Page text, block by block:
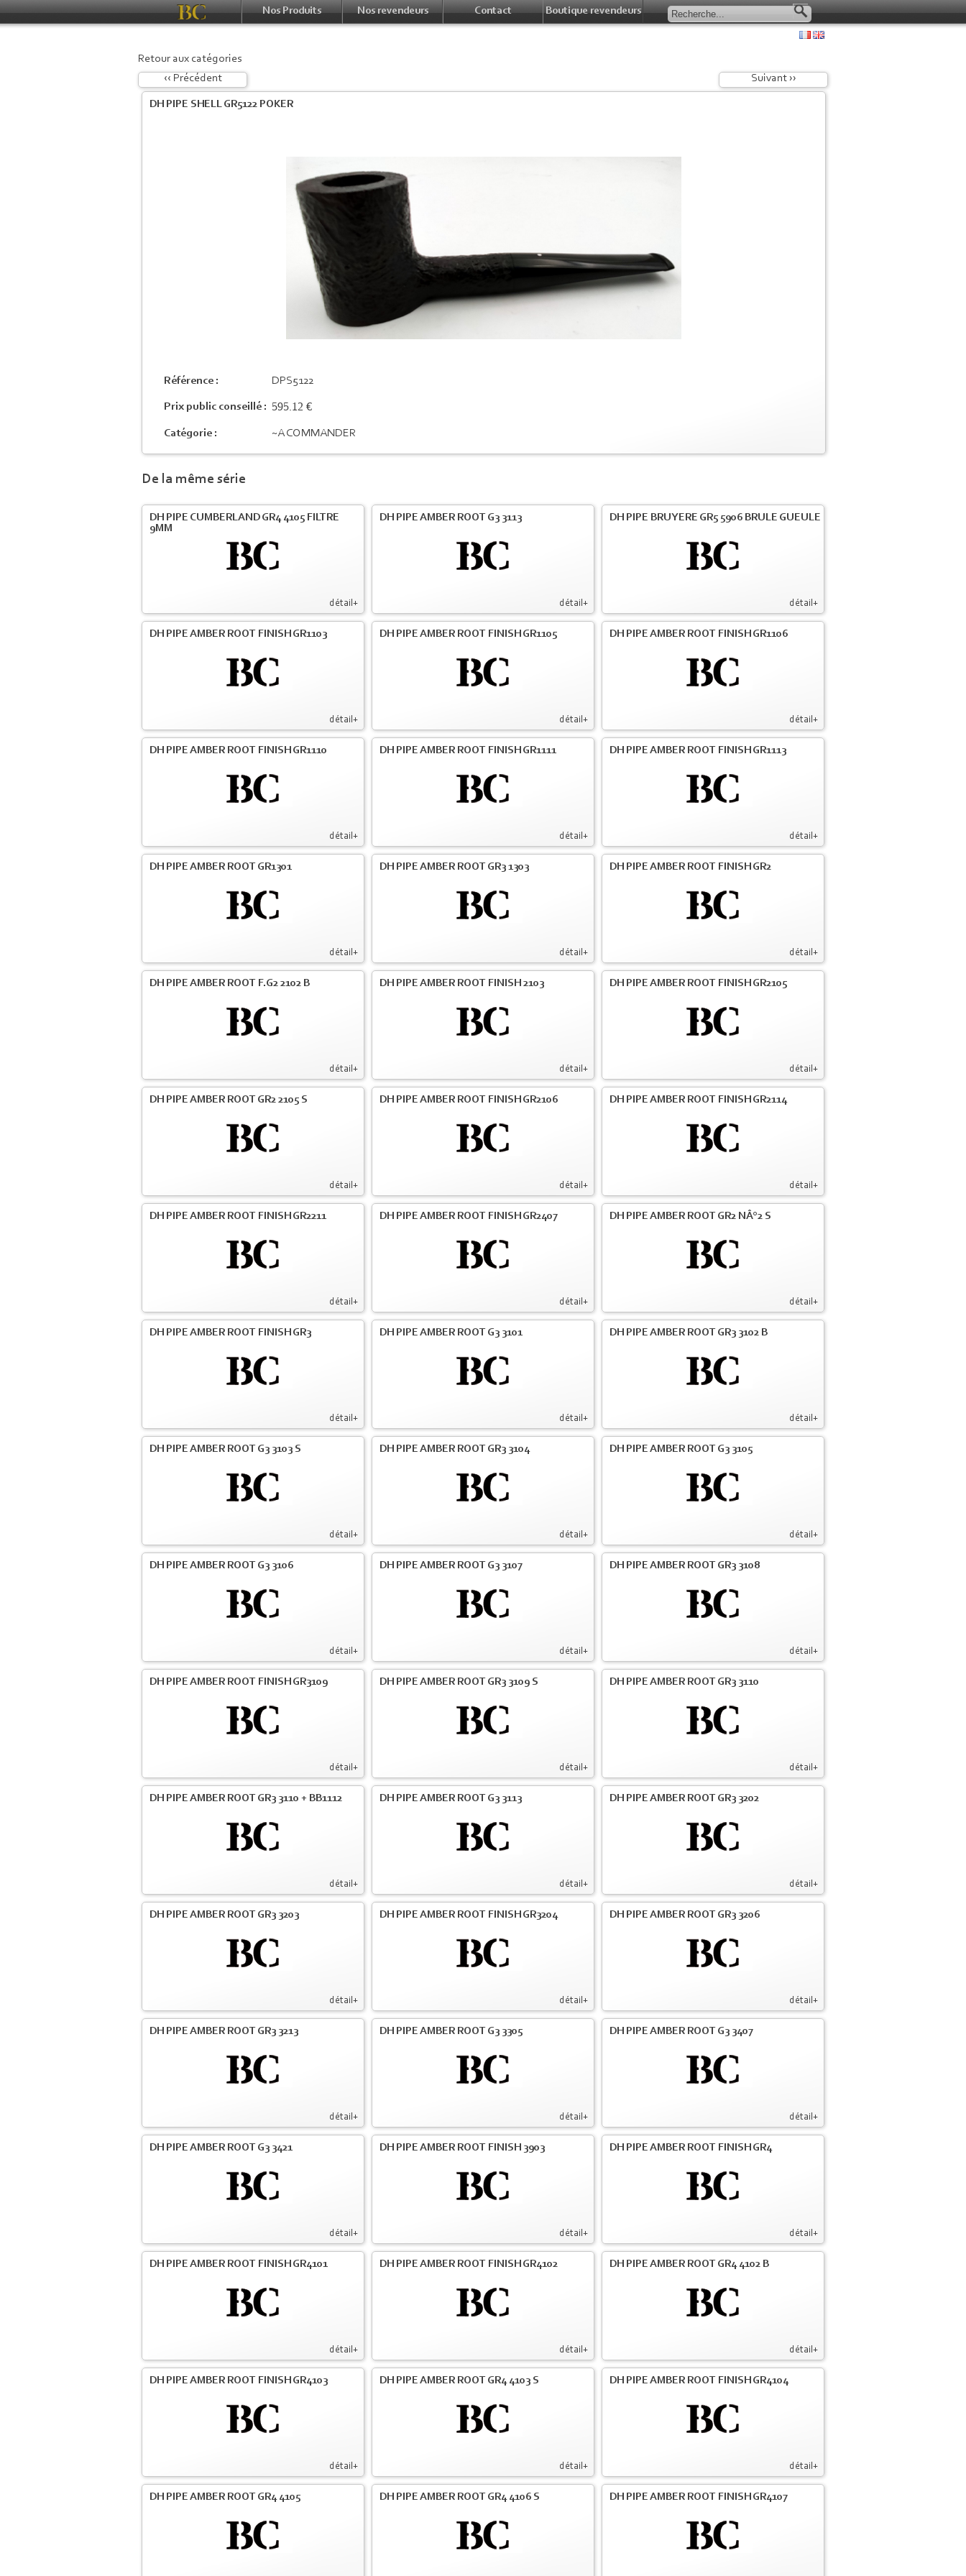
Nos Produits Nos revendeurs Contact Boutique revendeurs
Retour aux catégories
‹‹ Précédent
Suivant ››
DH PIPE SHELL GR5122 POKER
Référence : DPS5122
Prix public conseillé : 595.12 €
Catégorie : ~A COMMANDER
De la même série
détail+
DH PIPE CUMBERLAND GR4 4105 FILTRE
9MM
détail+
DH PIPE AMBER ROOT G3 3113
détail+
DH PIPE BRUYERE GR5 5906 BRULE GUEULE
détail+
DH PIPE AMBER ROOT FINISH GR1103
détail+
DH PIPE AMBER ROOT FINISH GR1105
détail+
DH PIPE AMBER ROOT FINISH GR1106
détail+
DH PIPE AMBER ROOT FINISH GR1110
détail+
DH PIPE AMBER ROOT FINISH GR1111
détail+
DH PIPE AMBER ROOT FINISH GR1113
détail+
DH PIPE AMBER ROOT GR1301
détail+
DH PIPE AMBER ROOT GR3 1303
détail+
DH PIPE AMBER ROOT FINISH GR2
détail+
DH PIPE AMBER ROOT F.G2 2102 B
détail+
DH PIPE AMBER ROOT FINISH 2103
détail+
DH PIPE AMBER ROOT FINISH GR2105
détail+
DH PIPE AMBER ROOT GR2 2105 S
détail+
DH PIPE AMBER ROOT FINISH GR2106
détail+
DH PIPE AMBER ROOT FINISH GR2114
détail+
DH PIPE AMBER ROOT FINISH GR2211
détail+
DH PIPE AMBER ROOT FINISH GR2407
détail+
DH PIPE AMBER ROOT GR2 NÂ°2 S
détail+
DH PIPE AMBER ROOT FINISH GR3
détail+
DH PIPE AMBER ROOT G3 3101
détail+
DH PIPE AMBER ROOT GR3 3102 B
détail+
DH PIPE AMBER ROOT G3 3103 S
détail+
DH PIPE AMBER ROOT GR3 3104
détail+
DH PIPE AMBER ROOT G3 3105
détail+
DH PIPE AMBER ROOT G3 3106
détail+
DH PIPE AMBER ROOT G3 3107
détail+
DH PIPE AMBER ROOT GR3 3108
détail+
DH PIPE AMBER ROOT FINISH GR3109
détail+
DH PIPE AMBER ROOT GR3 3109 S
détail+
DH PIPE AMBER ROOT GR3 3110
détail+
DH PIPE AMBER ROOT GR3 3110 + BB1112
détail+
DH PIPE AMBER ROOT G3 3113
détail+
DH PIPE AMBER ROOT GR3 3202
détail+
DH PIPE AMBER ROOT GR3 3203
détail+
DH PIPE AMBER ROOT FINISH GR3204
détail+
DH PIPE AMBER ROOT GR3 3206
détail+
DH PIPE AMBER ROOT GR3 3213
détail+
DH PIPE AMBER ROOT G3 3305
détail+
DH PIPE AMBER ROOT G3 3407
détail+
DH PIPE AMBER ROOT G3 3421
détail+
DH PIPE AMBER ROOT FINISH 3903
détail+
DH PIPE AMBER ROOT FINISH GR4
détail+
DH PIPE AMBER ROOT FINISH GR4101
détail+
DH PIPE AMBER ROOT FINISH GR4102
détail+
DH PIPE AMBER ROOT GR4 4102 B
détail+
DH PIPE AMBER ROOT FINISH GR4103
détail+
DH PIPE AMBER ROOT GR4 4103 S
détail+
DH PIPE AMBER ROOT FINISH GR4104
DH PIPE AMBER ROOT GR4 4105 DH PIPE AMBER ROOT GR4 4106 S DH PIPE AMBER ROOT FINISH GR4107